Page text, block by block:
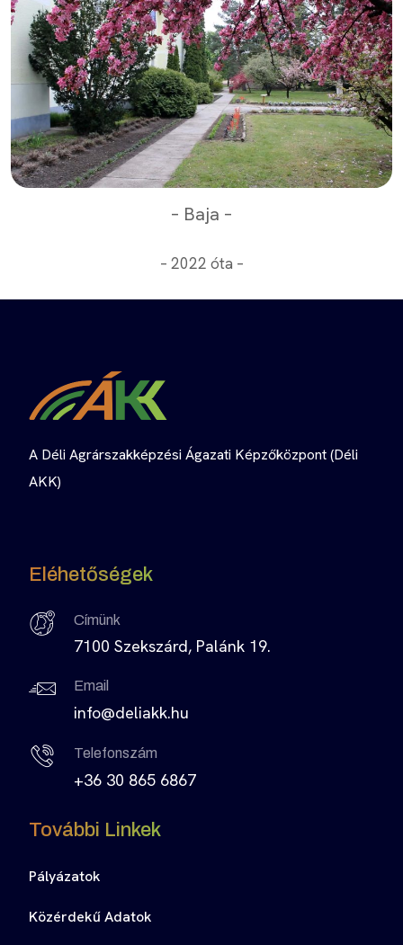
– Baja –
– 2022 óta –
A Déli Agrárszakképzési Ágazati Képzőközpont (Déli
AKK)
Eléhetőségek
Címünk
7100 Szekszárd, Palánk 19.
Email
info@deliakk.hu
Telefonszám
+36 30 865 6867
További Linkek
Pályázatok
Közérdekű Adatok